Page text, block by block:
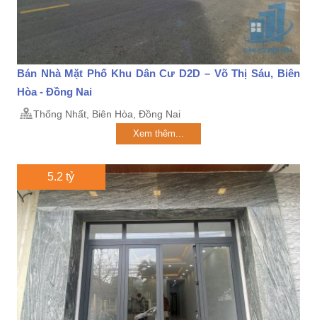
Bán Nhà Mặt Phố Khu Dân Cư D2D – Võ Thị Sáu, Biên
Hòa - Đồng Nai
Thống Nhất, Biên Hòa, Đồng Nai
Xem thêm...
5.2 tỷ